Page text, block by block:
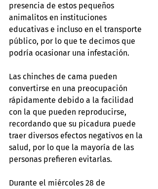
presencia de estos pequeños
animalitos en instituciones
educativas e incluso en el transporte
público, por lo que te decimos que
podría ocasionar una infestación.
Las chinches de cama pueden
convertirse en una preocupación
rápidamente debido a la facilidad
con la que pueden reproducirse,
recordando que su picadura puede
traer diversos efectos negativos en la
salud, por lo que la mayoría de las
personas prefieren evitarlas.
Durante el miércoles 28 de